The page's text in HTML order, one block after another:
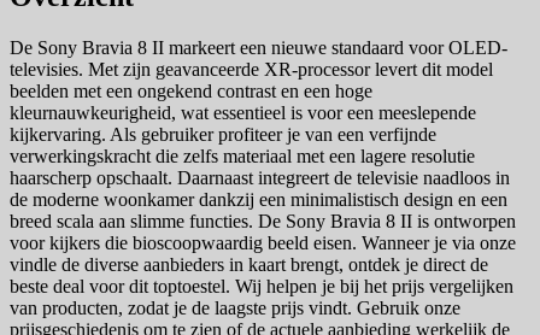
De Sony Bravia 8 II markeert een nieuwe standaard voor OLED-
televisies. Met zijn geavanceerde XR-processor levert dit model
beelden met een ongekend contrast en een hoge
kleurnauwkeurigheid, wat essentieel is voor een meeslepende
kijkervaring. Als gebruiker profiteer je van een verfijnde
verwerkingskracht die zelfs materiaal met een lagere resolutie
haarscherp opschaalt. Daarnaast integreert de televisie naadloos in
de moderne woonkamer dankzij een minimalistisch design en een
breed scala aan slimme functies. De Sony Bravia 8 II is ontworpen
voor kijkers die bioscoopwaardig beeld eisen. Wanneer je via onze
vindle de diverse aanbieders in kaart brengt, ontdek je direct de
beste deal voor dit toptoestel. Wij helpen je bij het prijs vergelijken
van producten, zodat je de laagste prijs vindt. Gebruik onze
prijsgeschiedenis om te zien of de actuele aanbieding werkelijk de